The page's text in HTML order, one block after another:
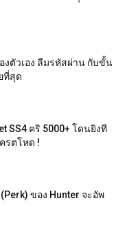
งตัวเอง ลืมรหัสผ่าน กับขั้น
ที่สุด
SS4 คริ 5000+ โดนยิงที
รตโหด !
ของ Hunter จะอัพ